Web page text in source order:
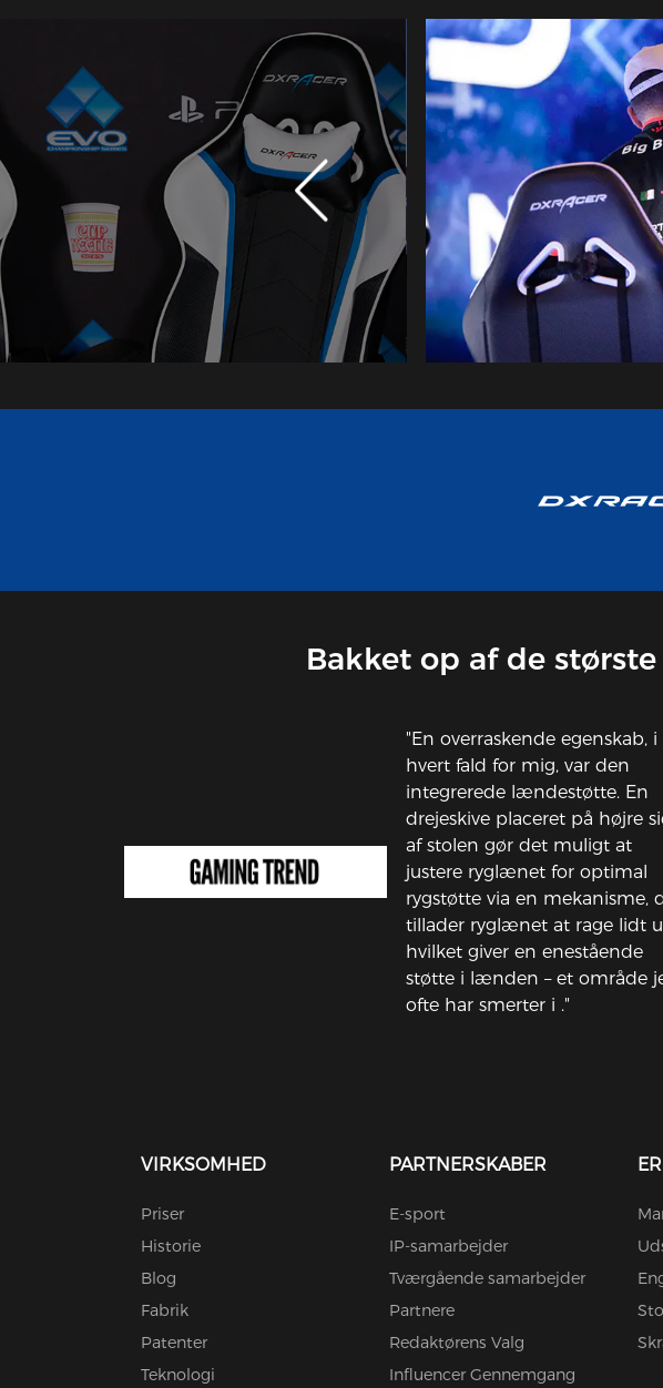
Bakket op af de
"En overraskende egenskab, i
hvert fald for mig, var den
integrerede lændestøtte. En
drejeskive placeret på højre
af stolen gør det muligt at
justere ryglænet for optimal
rygstøtte via en mekanisme,
tillader ryglænet at rage lidt
hvilket giver en enestående
støtte i lænden – et område
ofte har smerter i ."
VIRKSOMHED
Priser
Historie
Blog
Fabrik
Patenter
Teknologi
PARTNERSKABER
E-sport
IP-samarbejder
Tværgående samarbejder
Partnere
Redaktørens Valg
Influencer Gennemgang